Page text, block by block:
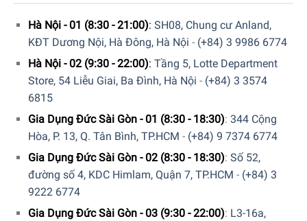
Hà Nội - 01 (8:30 - 21:00): SH08, Chung cư Anland,
KĐT Dương Nội, Hà Đông, Hà Nội - (+84) 3 9986 6774
Hà Nội - 02 (9:30 - 22:00): Tầng 5, Lotte Department
Store, 54 Liễu Giai, Ba Đình, Hà Nội - (+84) 3 3574
6815
Gia Dụng Đức Sài Gòn - 01 (8:30 - 18:30): 344 Cộng
Hòa, P. 13, Q. Tân Bình, TP.HCM - (+84) 9 7374 6774
Gia Dụng Đức Sài Gòn - 02 (8:30 - 18:30): Số 52,
đường số 4, KDC Himlam, Quận 7, TP.HCM - (+84) 3
9222 6774
Gia Dụng Đức Sài Gòn - 03 (9:30 - 22:00): L3-16a,